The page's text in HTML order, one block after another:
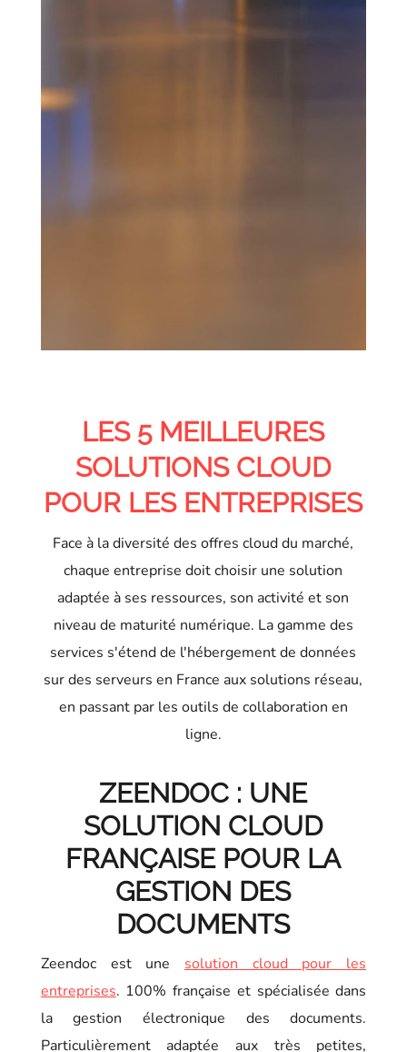
LES 5 MEILLEURES
SOLUTIONS CLOUD
POUR LES ENTREPRISES
Face à la diversité des offres cloud du marché,
chaque entreprise doit choisir une solution
adaptée à ses ressources, son activité et son
niveau de maturité numérique. La gamme des
services s'étend de l'hébergement de données
sur des serveurs en France aux solutions réseau,
en passant par les outils de collaboration en
ligne.
ZEENDOC : UNE
SOLUTION CLOUD
FRANÇAISE POUR LA
GESTION DES
DOCUMENTS
Zeendoc est une solution cloud pour les
entreprises. 100% française et spécialisée dans
la gestion électronique des documents.
Particulièrement adaptée aux très petites,